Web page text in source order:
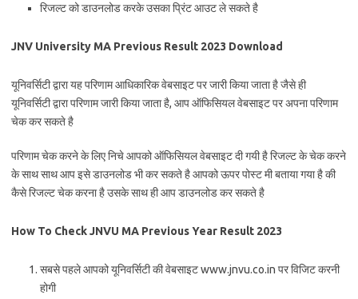
रिजल्ट को डाउनलोड करके उसका प्रिंट आउट ले सकते है
JNV University MA Previous Result 2023 Download
यूनिवर्सिटी द्वारा यह परिणाम आधिकारिक वेबसाइट पर जारी किया जाता है जैसे ही
यूनिवर्सिटी द्वारा परिणाम जारी किया जाता है, आप ऑफिसियल वेबसाइट पर अपना परिणाम
चेक कर सकते है
परिणाम चेक करने के लिए निचे आपको ऑफिसियल वेबसाइट दी गयी है रिजल्ट के चेक करने
के साथ साथ आप इसे डाउनलोड भी कर सकते है आपको ऊपर पोस्ट मी बताया गया है की
कैसे रिजल्ट चेक करना है उसके साथ ही आप डाउनलोड कर सकते है
How To Check JNVU MA Previous Year Result 2023
सबसे पहले आपको यूनिवर्सिटी की वेबसाइट www.jnvu.co.in पर विजिट करनी
होगी